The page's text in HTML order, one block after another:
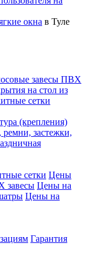
окна в Туле
завесы ПВХ
на стол из
сетки
(крепления)
застежки,
сетки Цены
завесы Цены на
Цены на
Гарантия